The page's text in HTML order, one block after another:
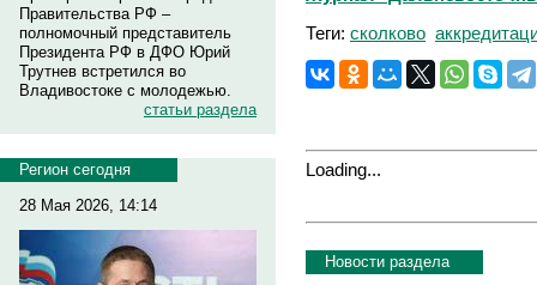
Правительства РФ –
полномочный представитель
Президента РФ в ДФО Юрий
Трутнев встретился во
Владивостоке с молодежью.
статьи раздела
Регион сегодня
28 Мая 2026, 14:14
Теги: сколково
Loading...
Новости раздела